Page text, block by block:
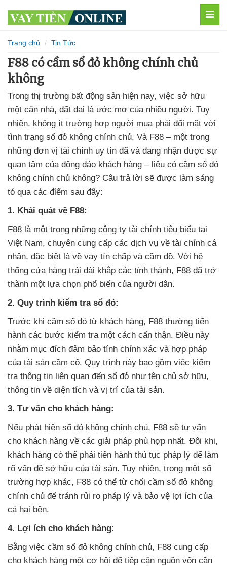
Trang chủ Tin Tức
F88 có cầm sổ đỏ không chính chủ
không
Trong thị trường bất động sản hiện nay, việc sở hữu
một căn nhà, đất đai là ước mơ của nhiều người. Tuy
nhiên, không ít trường hợp người mua phải đối mặt với
tình trạng sổ đỏ không chính chủ. Và F88 – một trong
những đơn vị tài chính uy tín đã và đang nhận được sự
quan tâm của đông đảo khách hàng – liệu có cầm sổ đỏ
không chính chủ không? Câu trả lời sẽ được làm sáng
tỏ qua các điểm sau đây:
1. Khái quát về F88:
F88 là một trong những công ty tài chính tiêu biểu tại
Việt Nam, chuyên cung cấp các dịch vụ về tài chính cá
nhân, đặc biệt là về vay tín chấp và cầm đồ. Với hệ
thống cửa hàng trải dài khắp các tỉnh thành, F88 đã trở
thành một lựa chọn phổ biến của người dân.
2. Quy trình kiểm tra sổ đỏ:
Trước khi cầm sổ đỏ từ khách hàng, F88 thường tiến
hành các bước kiểm tra một cách cẩn thận. Điều này
nhằm mục đích đảm bảo tính chính xác và hợp pháp
của tài sản cầm cố. Quy trình này bao gồm việc kiểm
tra thông tin liên quan đến sổ đỏ như tên chủ sở hữu,
thông tin về diện tích và vị trí của tài sản.
3. Tư vấn cho khách hàng:
Nếu phát hiện sổ đỏ không chính chủ, F88 sẽ tư vấn
cho khách hàng về các giải pháp phù hợp nhất. Đôi khi,
khách hàng có thể phải tiến hành thủ tục pháp lý để làm
rõ vấn đề sở hữu của tài sản. Tuy nhiên, trong một số
trường hợp khác, F88 có thể từ chối cầm sổ đỏ không
chính chủ để tránh rủi ro pháp lý và bảo vệ lợi ích của
cả hai bên.
4. Lợi ích cho khách hàng:
Bằng việc cầm sổ đỏ không chính chủ, F88 cung cấp
cho khách hàng một cơ hội để tiếp cận nguồn vốn cần